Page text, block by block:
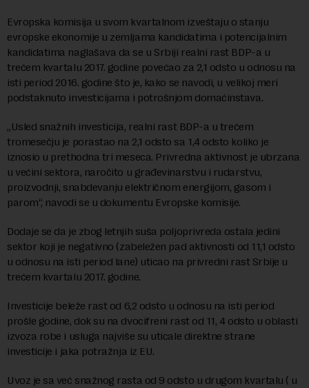
Evropska komisija u svom kvartalnom izveštaju o stanju
evropske ekonomije u zemljama kandidatima i potencijalnim
kandidatima naglašava da se u Srbiji realni rast BDP-a u
trećem kvartalu 2017. godine povećao za 2,1 odsto u odnosu na
isti period 2016. godine što je, kako se navodi, u velikoj meri
podstaknuto investicijama i potrošnjom domaćinstava.
„Usled snažnih investicija, realni rast BDP-a u trećem
tromesečju je porastao na 2,1 odsto sa 1,4 odsto koliko je
iznosio u prethodna tri meseca. Privredna aktivnost je ubrzana
u većini sektora, naročito u građevinarstvu i rudarstvu,
proizvodnji, snabdevanju električnom energijom, gasom i
parom“, navodi se u dokumentu Evropske komisije.
Dodaje se da je zbog letnjih suša poljoprivreda ostala jedini
sektor koji je negativno (zabeležen pad aktivnosti od 11,1 odsto
u odnosu na isti period lane) uticao na privredni rast Srbije u
trećem kvartalu 2017. godine.
Investicije beleže rast od 6,2 odsto u odnosu na isti period
prošle godine, dok su na dvocifreni rast od 11, 4 odsto u oblasti
izvoza robe i usluga najviše su uticale direktne strane
investicije i jaka potražnja iz EU.
Uvoz je sa već snažnog rasta od 9 odsto u drugom kvartalu ( u